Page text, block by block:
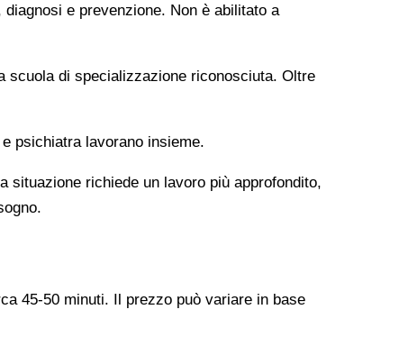
e prevenzione. Non è abilitato a
scuola di specializzazione riconosciuta. Oltre
psichiatra lavorano insieme.
situazione richiede un lavoro più approfondito,
45-50 minuti. Il prezzo può variare in base